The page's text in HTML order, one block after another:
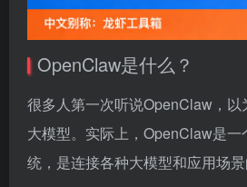
OpenClaw是什么？
很多人第一次听说OpenClaw，以
大模型。实际上，OpenClaw是
统，是连接各种大模型和应用场景